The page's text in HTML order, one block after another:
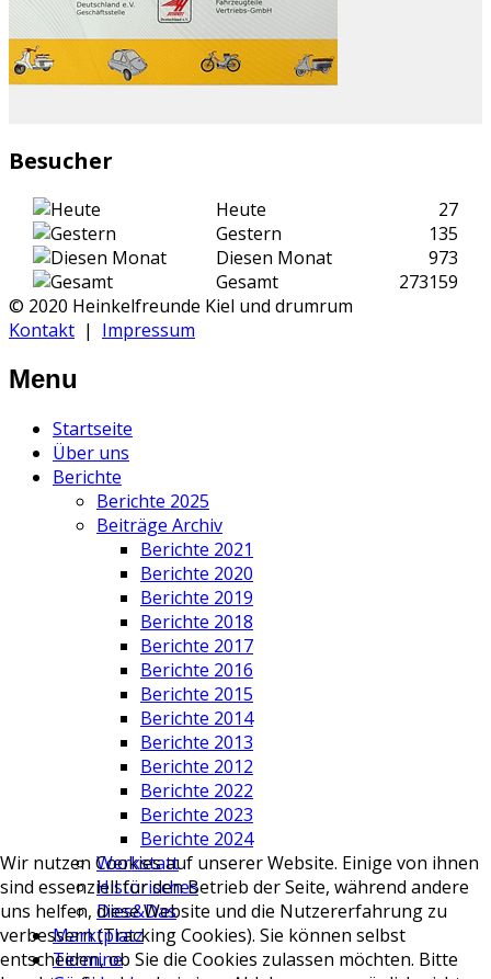
Besucher
Heute
27
Gestern
135
Diesen Monat
973
Gesamt
273159
© 2020 Heinkelfreunde Kiel und drumrum
Kontakt | Impressum
Menu
Startseite
Über uns
Berichte
Berichte 2025
Beiträge Archiv
Berichte 2021
Berichte 2020
Berichte 2019
Berichte 2018
Berichte 2017
Berichte 2016
Berichte 2015
Berichte 2014
Berichte 2013
Berichte 2012
Berichte 2022
Berichte 2023
Berichte 2024
Werkstatt
Historisches
Dies&Das
Marktplatz
Termine
Wir nutzen Cookies auf unserer Website. Einige von ihnen
sind essenziell für den Betrieb der Seite, während andere
uns helfen, diese Website und die Nutzererfahrung zu
verbessern (Tracking Cookies). Sie können selbst
entscheiden, ob Sie die Cookies zulassen möchten. Bitte